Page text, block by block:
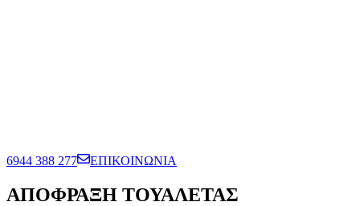
6944 388 277 ΕΠΙΚΟΙΝΩΝΙΑ
ΑΠΟΦΡΑΞΗ ΤΟΥΑΛΕΤΑΣ